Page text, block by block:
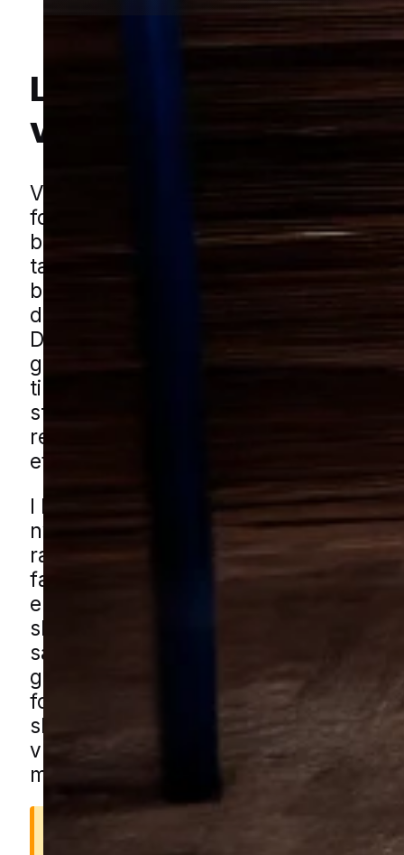
Lokal bekæmpelse
væggelus
i Nyborg
Væggelus kan hurtigt gøre hverdagen
fordi de ofte spreder sig mellem rum
boliger, hvis de ikke bliver håndteret i
tætte boligområder og ejendomme
beboere kan et mindre angreb
der ikke reageres hurtigt og
Derfor er det vigtigt med en grundig
gennemgang af både senge, møbler
tilstødende rum for at få overblik over
størelse og omfanget af problemet.
rette indsats kan væggelus dog
effektivt, så roen i hjemmet vender
I Nyborg findes både ældre
nyere parcelhusområder og områder
rækkehuse, hvor mennesker bor tæt
fælles adgangsveje og opgange. Det
ekstra behov for koordinering, når
skal bekæmpes i flere lejemål eller
samtidig. Du kan få væggelushjælp i
gennem vores lokale partnere.
formularen, så bliver du forbundet
skadedyrstekniker fra nærområdet,
vurdere situationen hos dig og
målrettet behandling.